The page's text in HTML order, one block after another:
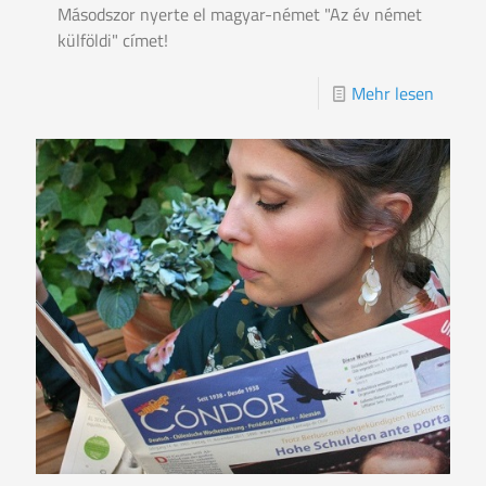
Másodszor nyerte el magyar-német "Az év német
külföldi" címet!
Mehr lesen